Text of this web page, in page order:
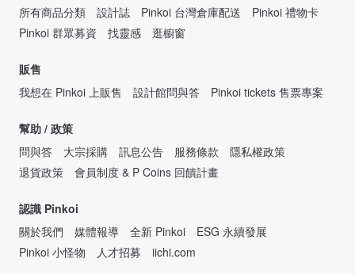
所有商品分類
設計誌 Pinkoi 台灣倉庫配送
Pinkoi 禮物卡
Pinkoi 群眾募資
找靈感 逛櫥窗
販售
我想在 Pinkoi 上販售
設計館問與答 Pinkoi tickets 售票專案
幫助 / 政策
問與答
大宗採購 訊息公告 服務條款
隱私權政策
退貨政策
會員制度 & P Coins 回饋計畫
認識 Pinkoi
關於我們
媒體報導 全新 Pinkoi
ESG 永續發展
Pinkoi 小怪物
人才招募 iichi.com